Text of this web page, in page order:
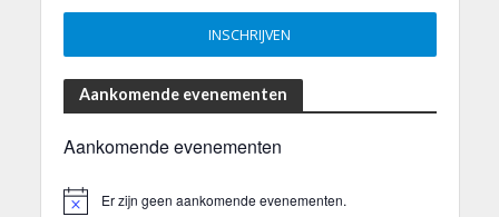
Aankomende evenementen
Aankomende evenementen
Er zijn geen aankomende evenementen.